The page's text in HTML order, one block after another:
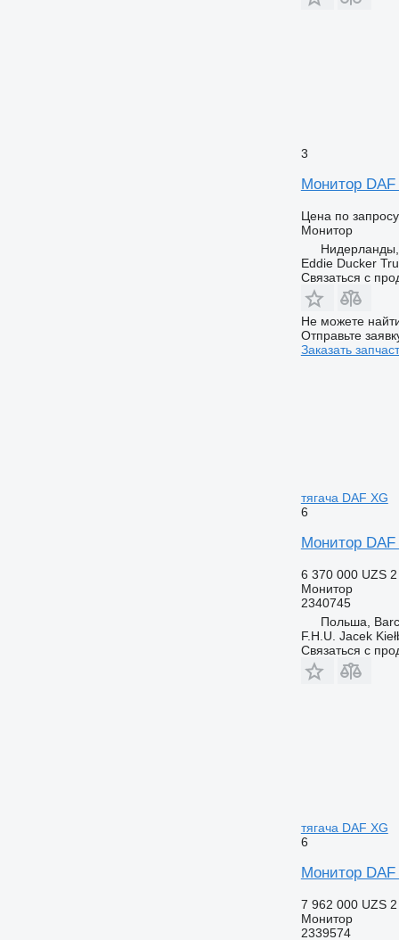
3
Монитор DAF
Цена по запросу
Монитор
Eddie Ducker
Связаться с
Не можете
Отправьте
Заказать
тягача DAF XG
6
Монитор DAF
6 370 000 UZS
Монитор
2340745
Польша,
F.H.U. Jacek
Связаться с
тягача DAF XG
6
Монитор DAF
7 962 000 UZS
Монитор
2339574